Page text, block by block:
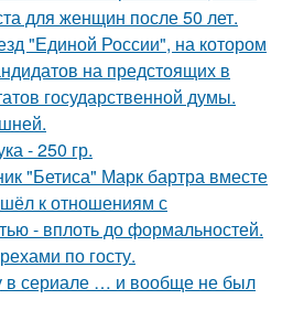
для женщин после 50 лет.
"Единой России", на котором
на предстоящих в
государственной думы.
- 250 гр.
"Бетиса" Марк бартра вместе
к отношениям с
- вплоть до формальностей.
по госту.
в сериале … и вообще не был